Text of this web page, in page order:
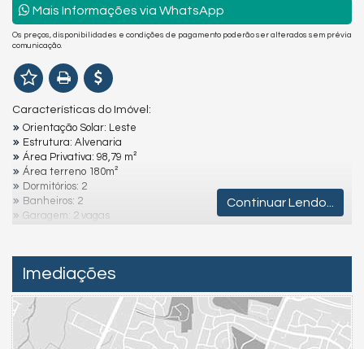
Mais Informações via WhatsApp
Os preços, disponibilidades e condições de pagamento poderão ser alterados sem prévia
comunicação.
Características do Imóvel:
Orientação Solar: Leste
Estrutura: Alvenaria
Área Privativa: 98,79 m²
Área terreno 180m²
Dormitórios: 2
Banheiros: 2
Garagem: 2 vagas
Localização: No centro da cidade, proximo avenida principal, 7
minutos da praia.
Destaques e Diferenciais:
Ambientes Amplos e Arejados
Quartos Climatizados
Móveis Sob Medida
Continuar Lendo...
Imediações